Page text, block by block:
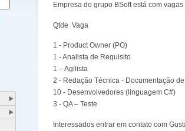
Empresa do grupo BSoft está com
Qtde Vaga
1 - Product Owner (PO)
1 - Analista de Requisito
1 – Agilista
2 - Redação Técnica - Documentação
10 - Desenvolvedores (linguagem C#)
3 - QA – Teste
Interessados entrar em contato com